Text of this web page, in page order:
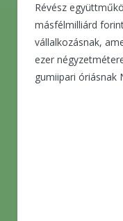
Révész
másfélmilliárd
vállalkozásnak,
ezer
gumiipari óriásnak